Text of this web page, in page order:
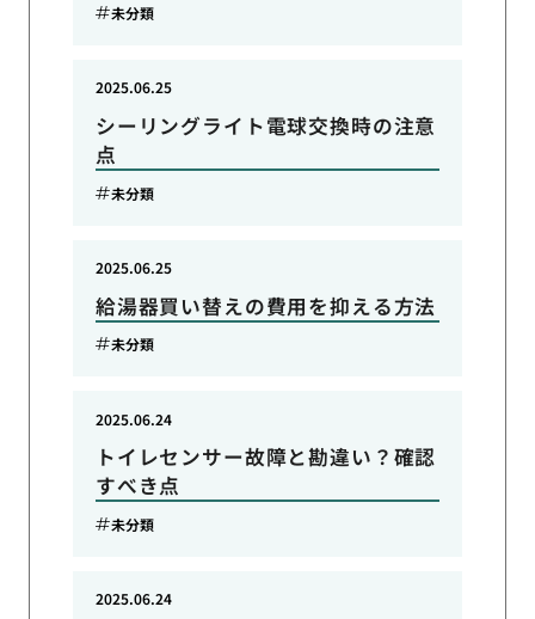
未分類
シーリングライト電球交換時の注意
点
2025.06.25
未分類
給湯器買い替えの費用を抑える方法
2025.06.25
未分類
トイレセンサー故障と勘違い？確認
すべき点
2025.06.24
未分類
2025.06.24